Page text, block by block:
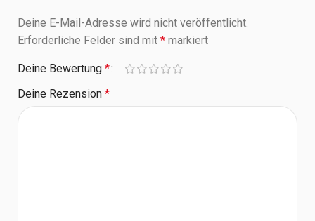
Deine E-Mail-Adresse wird nicht veröffentlicht.
Erforderliche Felder sind mit * markiert
Deine Bewertung *
Deine Rezension *